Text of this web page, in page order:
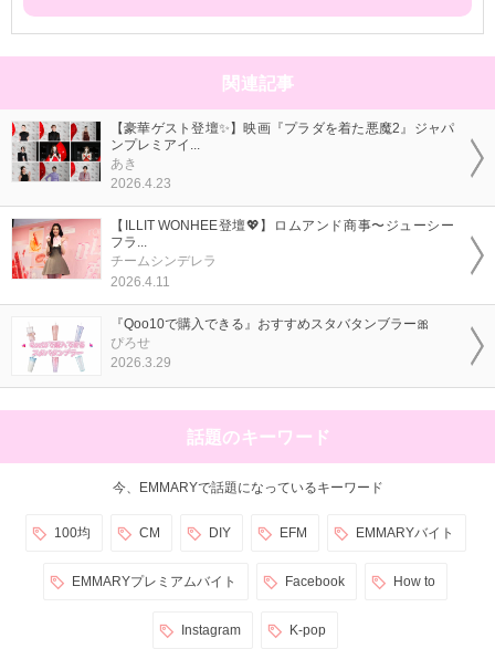
関連記事
【豪華ゲスト登壇✨】映画『プラダを着た悪魔2』ジャパ
ンプレミアイ...
あき
2026.4.23
【ILLIT WONHEE登壇💖】ロムアンド商事〜ジューシー
フラ...
チームシンデレラ
2026.4.11
『Qoo10で購入できる』おすすめスタバタンブラー🎀
ぴろせ
2026.3.29
話題のキーワード
今、EMMARYで話題になっているキーワード
100均 CM DIY EFM EMMARYバイト
EMMARYプレミアムバイト Facebook How to
Instagram K-pop